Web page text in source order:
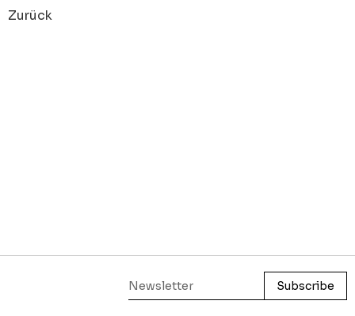
Zurück